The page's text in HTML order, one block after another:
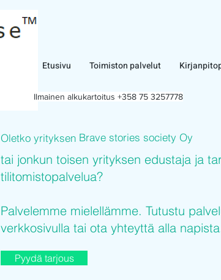
Etusivu Toimiston palvelut
Ilmainen alkukartoitus +358 75 3257778
Brave stories society Oy
Oletko yrityksen
tai jonkun toisen yrityksen edustaja ja
tilitomistopalvelua?
Palvelemme mielellämme. Tutustu
verkkosivulla tai ota yhteyttä alla
Pyydä tarjous